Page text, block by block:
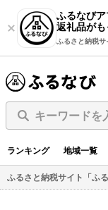
ふるなび
返礼品がも
ふるさと納税サ
キーワードを
ランキング 地域一覧
ふるさと納税サイト「ふる